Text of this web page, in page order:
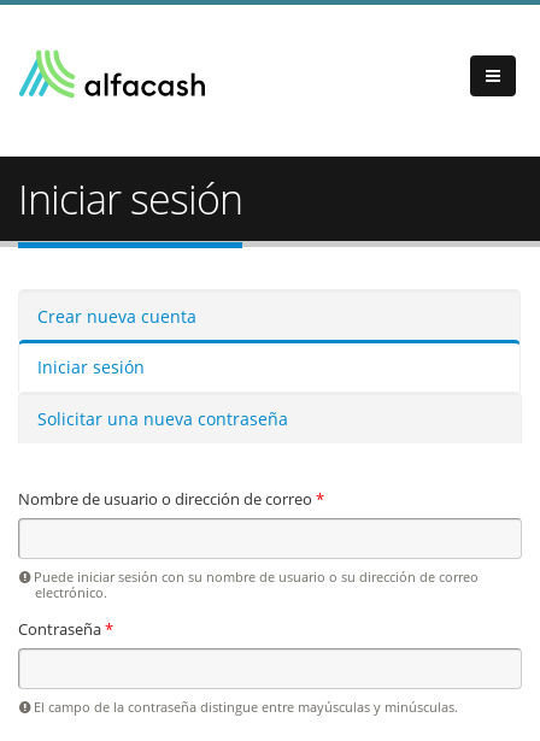
Iniciar sesión
Solapas principales
Crear nueva cuenta
Iniciar sesión
Solicitar una nueva contraseña
Nombre de usuario o dirección de correo *
Puede iniciar sesión con su nombre de usuario o su dirección de correo
electrónico.
Contraseña*
El campo de la contraseña distingue entre mayúsculas y minúsculas.